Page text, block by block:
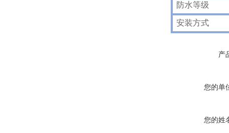
防水等级
安装方式
产
您的单
您的姓